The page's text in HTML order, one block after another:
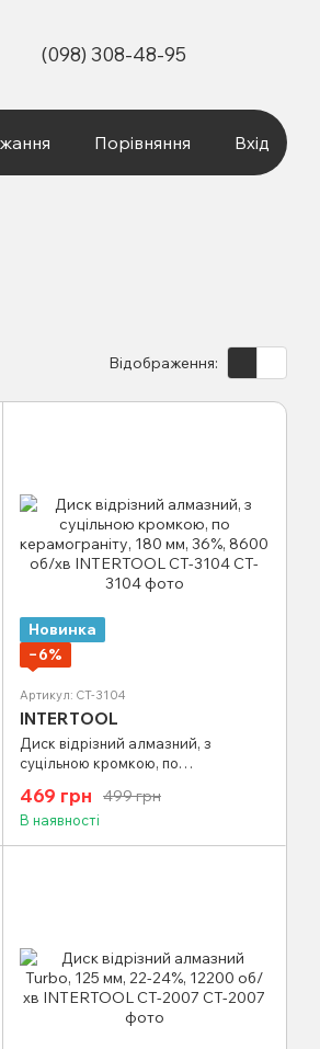
(098) 308-48-95
Порівняння Вхід
Відображення:
Новинка
−6%
Артикул: CT-3104
INTERTOOL
Диск відрізний алмазний, з
суцільною кромкою, по
об/хв INTERTOOL CT-3104
499 грн
469 грн
В наявності